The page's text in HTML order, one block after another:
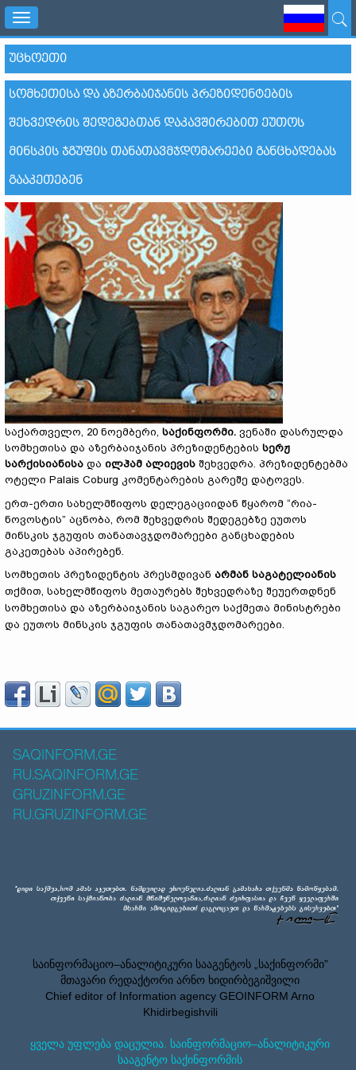
Toggle
navigation
ᲣᲪᲮᲝᲔᲗᲘ
ᲡᲝᲛᲮᲔᲗᲘᲡᲐ ᲓᲐ ᲐᲖᲔᲠᲑᲐᲘᲯᲐᲜᲘᲡ ᲞᲠᲔᲖᲘᲓᲔᲜᲢᲔᲑᲘᲡ
ᲨᲔᲮᲕᲔᲓᲠᲘᲡ ᲨᲔᲓᲔᲒᲔᲑᲗᲐᲜ ᲓᲐᲙᲐᲕᲨᲘᲠᲔᲑᲘᲗ ᲔᲣᲗᲝᲡ
ᲛᲘᲜᲡᲙᲘᲡ ᲯᲒᲣᲤᲘᲡ ᲗᲐᲜᲐᲗᲐᲕᲛᲯᲓᲝᲛᲐᲠᲔᲔᲑᲘ ᲒᲐᲜᲪᲮᲐᲓᲔᲑᲐᲡ
ᲒᲐᲐᲙᲔᲗᲔᲑᲔᲜ
საქართველო, 20 ნოემბერი, საქინფორმი. ვენაში დასრულდა
სომხეთისა და აზერბაიჯანის პრეზიდენტების სერჟ
სარქისიანისა და ილჰამ ალიევის შეხვედრა. პრეზიდენტებმა
ოტელი Palais Coburg კომენტარების გარეშე დატოვეს.
ერთ-ერთი სახელმწიფოს დელეგაციიდან წყარომ “რია-
ნოვოსტის” აცნობა, რომ შეხვედრის შედეგებზე ეუთოს
მინსკის ჯგუფის თანათავჯდომარეები განცხადების
გაკეთებას აპირებენ.
სომხეთის პრეზიდენტის პრესმდივან არმან საგატელიანის
თქმით, სახელმწიფოს მეთაურებს შეხვედრაზე შეუერთდნენ
სომხეთისა და აზერბაიჯანის საგარეო საქმეთა მინისტრები
და ეუთოს მინსკის ჯგუფის თანათავმჯდომარეები.
SAQINFORM.GE
RU.SAQINFORM.GE
GRUZINFORM.GE
RU.GRUZINFORM.GE
საინფორმაციო–ანალიტიკური სააგენტოს „საქინფორმი”
მთავარი რედაქტორი არნო ხიდირბეგიშვილი
Chief editor of Information agency GEOINFORM Arno
Khidirbegishvili
ყველა უფლება დაცულია. საინფორმაციო–ანალიტიკური
სააგენტო საქინფორმის